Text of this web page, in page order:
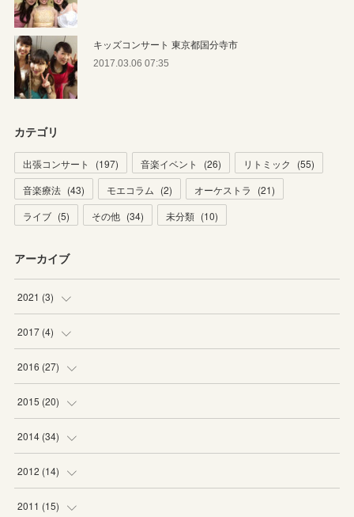
キッズコンサート 東京都国分寺市
2017.03.06 07:35
カテゴリ
出張コンサート (197) 音楽イベント (26) リトミック (55)
音楽療法 (43) モエコラム (2) オーケストラ (21)
ライブ (5) その他 (34) 未分類 (10)
アーカイブ
2021 (3)
( )
(2
2017 (4)
(2
(2
2016 (27)
(6
(6
(2
(1
2015 (20)
(5
(2
(1
2014 (34)
(4
(6
2012 (14)
(1
2011 (15)